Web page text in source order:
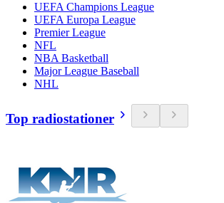
UEFA Champions League
UEFA Europa League
Premier League
NFL
NBA Basketball
Major League Baseball
NHL
Top radiostationer